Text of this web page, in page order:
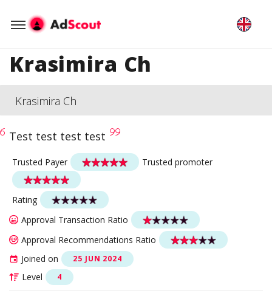
Krasimira Ch
Krasimira Ch
Test test test test
Trusted Payer Trusted promoter
Rating
Approval Transaction Ratio
Approval Recommendations Ratio
Joined on
25 JUN 2024
Level 4